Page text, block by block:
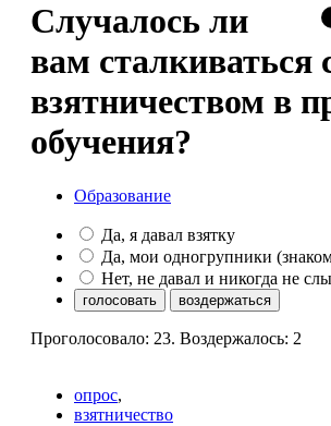
Случалось ли
вам сталкиваться
взятничеством в
обучения?
Образование
Да, я давал взятку
Да, мои одногрупники
Нет, не давал и никогда не
Проголосовало: 23. Воздержалось: 2
опрос,
взятничество